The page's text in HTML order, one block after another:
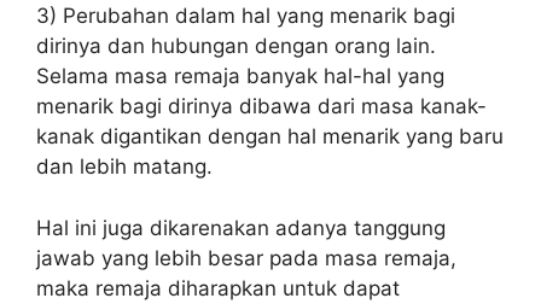
3) Perubahan dalam hal yang menarik bagi
dirinya dan hubungan dengan orang lain.
Selama masa remaja banyak hal-hal yang
menarik bagi dirinya dibawa dari masa kanak-
kanak digantikan dengan hal menarik yang baru
dan lebih matang.
Hal ini juga dikarenakan adanya tanggung
jawab yang lebih besar pada masa remaja,
maka remaja diharapkan untuk dapat